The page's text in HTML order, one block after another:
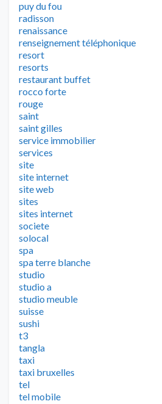
puy du fou
radisson
renaissance
renseignement téléphonique
resort
resorts
restaurant buffet
rocco forte
rouge
saint
saint gilles
service immobilier
services
site
site internet
site web
sites
sites internet
societe
solocal
spa
spa terre blanche
studio
studio a
studio meuble
suisse
sushi
t3
tangla
taxi
taxi bruxelles
tel
tel mobile